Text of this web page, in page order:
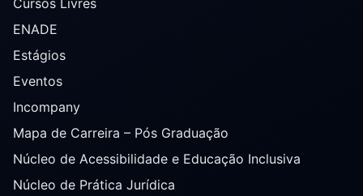
ENADE
Estágios
Eventos
Incompany
Mapa de Carreira – Pós Graduação
Núcleo de Acessibilidade e Educação Inclusiva
Núcleo de Prática Jurídica